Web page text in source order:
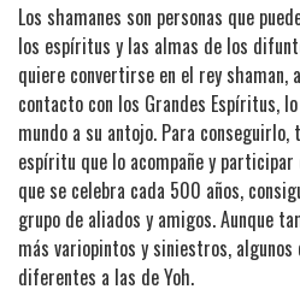
Los shamanes son personas que
los espíritus y las almas de los
quiere convertirse en el rey shaman,
contacto con los Grandes Espíritus,
mundo a su antojo. Para conseguirlo,
espíritu que lo acompañe y
que se celebra cada 500 años,
grupo de aliados y amigos. Aunque
más variopintos y siniestros,
diferentes a las de Yoh.